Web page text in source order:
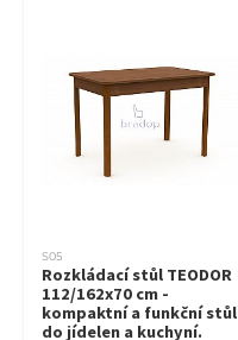
S05
Rozkládací stůl TEODOR
112/162x70 cm -
kompaktní a funkční stůl
do jídelen a kuchyní.